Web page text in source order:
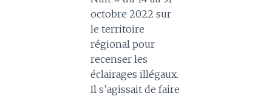
octobre 2022 sur
le territoire
régional pour
recenser les
éclairages illégaux.
Il s’agissait de faire